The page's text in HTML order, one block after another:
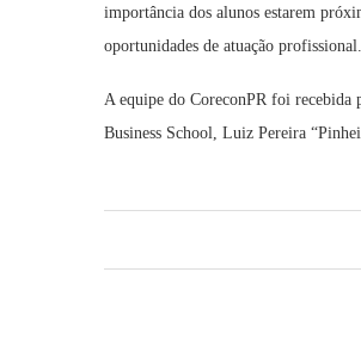
importância dos alunos estarem
oportunidades de atuação profissional.
A equipe do CoreconPR foi recebida
Business School, Luiz Pereira